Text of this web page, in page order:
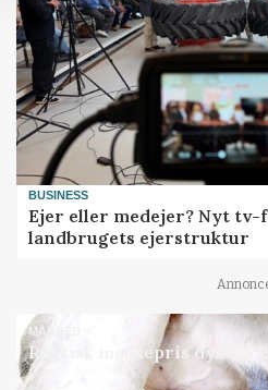
BUSINESS
Ejer eller medejer? Nyt
landbrugets ejerstruktur
MARKED
Russisk mælkepris dykker